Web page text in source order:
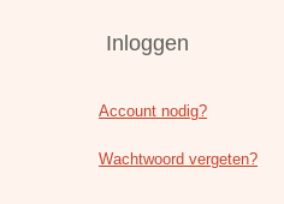
Inloggen
Account nodig?
Wachtwoord vergeten?